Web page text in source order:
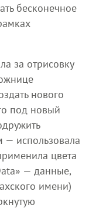
бесконечное
за отрисовку
нового
под новый
— использовала
цвета
— данные,
имени)